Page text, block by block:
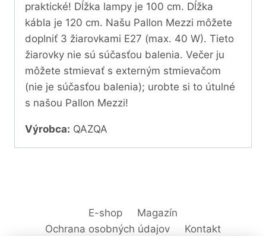
praktické! Dĺžka lampy je 100 cm. Dĺžka
kábla je 120 cm. Našu Pallon Mezzi môžete
doplniť 3 žiarovkami E27 (max. 40 W). Tieto
žiarovky nie sú súčasťou balenia. Večer ju
môžete stmievať s externým stmievačom
(nie je súčasťou balenia); urobte si to útulné
s našou Pallon Mezzi!
Výrobca: QAZQA
E-shop
Magazín
Ochrana osobných údajov
Kontakt